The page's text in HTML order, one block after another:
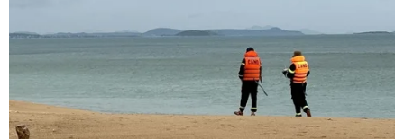
Điểm chuẩn trúng
tuyển của một số trường đại học, học
viện năm 2026
09/08/2026 23:25